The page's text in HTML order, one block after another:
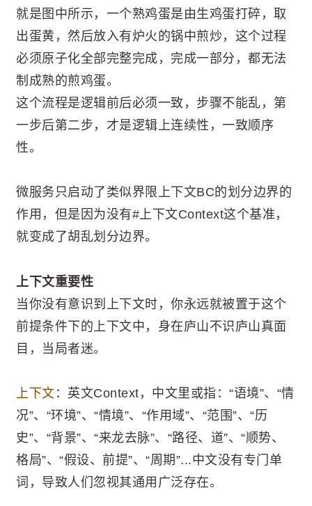
就是图中所示，一个熟鸡蛋是由生鸡蛋打碎，取
出蛋黄，然后放入有炉火的锅中煎炒，这个过程
必须原子化全部完整完成，完成一部分，都无法
制成熟的煎鸡蛋。
这个流程是逻辑前后必须一致，步骤不能乱，第
一步后第二步，才是逻辑上连续性，一致顺序
性。
微服务只启动了类似界限上下文BC的划分边界的
作用，但是因为没有#上下文Context这个基准，
就变成了胡乱划分边界。
上下文重要性
当你没有意识到上下文时，你永远就被置于这个
前提条件下的上下文中，身在庐山不识庐山真面
目，当局者迷。
上下文 ：英文Context，中文里或指：“语境”、“情
况”、“环境”、“情境”、“作用域”、“范围”、“历
史”、“背景”、“来龙去脉”、“路径、道”、“顺势、
格局”、“假设、前提”、“周期”...中文没有专门单
词，导致人们忽视其通用广泛存在。